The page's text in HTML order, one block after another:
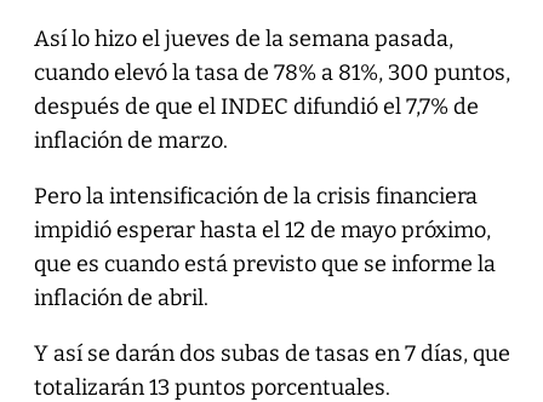
Así lo hizo el jueves de la semana pasada,
cuando elevó la tasa de 78% a 81%, 300 puntos,
después de que el INDEC difundió el 7,7% de
inflación de marzo.
Pero la intensificación de la crisis financiera
impidió esperar hasta el 12 de mayo próximo,
que es cuando está previsto que se informe la
inflación de abril.
Y así se darán dos subas de tasas en 7 días, que
totalizarán 13 puntos porcentuales.